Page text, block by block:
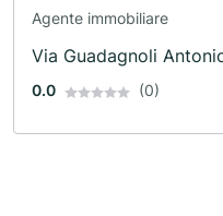
Agente immobiliare
Via Guadagnoli
0.0 (0)